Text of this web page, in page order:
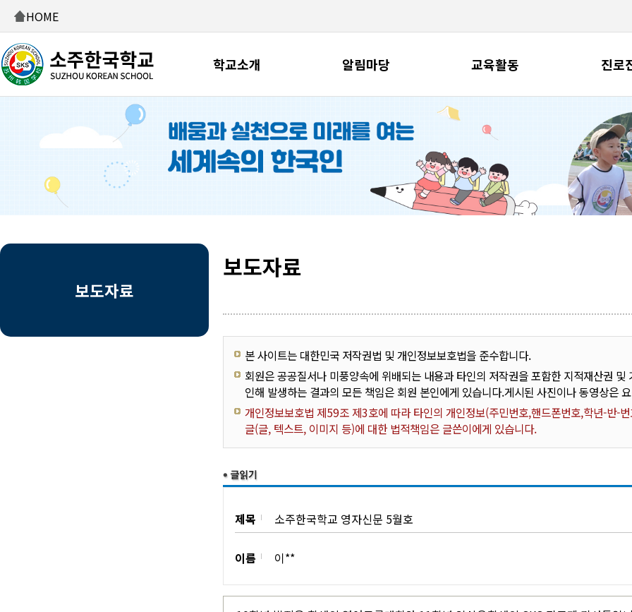
HOME
학교소개 알림마당 교육활동 진로
보도자료
보도자료
본 사이트는 대한민국 저작권법 및 개인정보보호법을 준수합니다.
회원은 공공질서나 미풍양속에 위배되는 내용과 타인의 저작권을 포함한 지적재산권
인해 발생하는 결과의 모든 책임은 회원 본인에게 있습니다.게시된 사진이나 동영상은
개인정보보호법 제59조 제3호에 따라 타인의 개인정보(주민번호,핸드폰번호,학년-반-
글(글, 텍스트, 이미지 등)에 대한 법적책임은 글쓴이에게 있습니다.
제목 소주한국학교 영자신문 5월호
이름 이**